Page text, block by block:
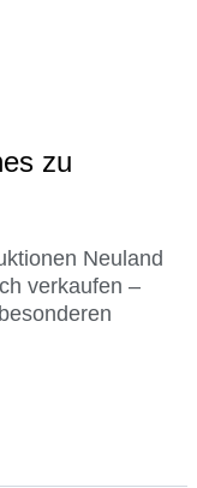
zu
Neuland
verkaufen –